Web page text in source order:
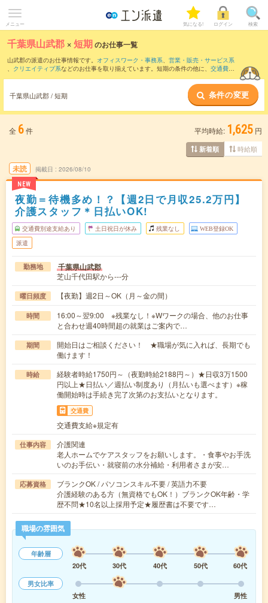
メニュー 気になる! ログイン 検索
千葉県山武郡 ×短期のお仕事一覧
山武郡の派遣のお仕事情報です。 オフィスワーク・事務系、 営業・販売・サービス系
、 クリエイティブ系などのお仕事を取り揃えています。短期の条件の他に、 交通費別
千葉県山武郡 / 短期 条件の変更
全 6件 平均時給: 1,625 円
新着順 時給順
未読
NEW
掲載日 2026/08/10
夜勤＝待機多め！？【週2日で月収25.2万円】
介護スタッフ＊日払いOK!
交通費別途支給あり 土日祝日が休み 残業なし WEB登録OK
派遣
勤務地 千葉県山武郡
芝山千代田駅から---分
曜日頻度 【夜勤】週2日～OK（月～金の間）
時間
16:00～翌9:00 ※残業なし！※Wワークの場合、他のお仕事
と合わせ週40時間超の就業はご案内で…
期間
開始日はご相談ください！ ★職場が気に入れば、長期でも
働けます！
時給
経験者時給1750円～（夜勤時給2188円～）★日収3万1500
円以上★日払い／週払い制度あり（月払いも選べます）※稼
働開始時は手続き完了次第のお支払いとなります。
交通費
交通費支給※規定有
仕事内容
介護関連
老人ホームでケアスタッフをお願いします。・食事やお手洗
いのお手伝い・就寝前の水分補給・利用者さまが安…
応募資格
ブランクOK / パソコンスキル不要 / 英語力不要
介護経験のある方（無資格でもOK！）ブランクOK年齢・学
歴不問★10名以上採用予定★履歴書は不要です…
職場の雰囲気
年齢層
20代
30代 40代 50代
60代
男女比率
女性
男性